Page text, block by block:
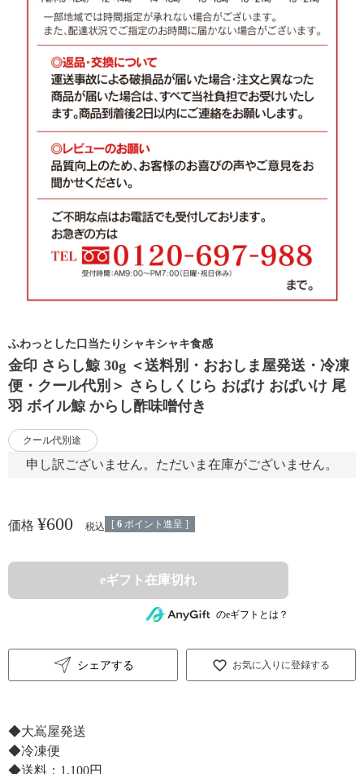
ふわっとした口当たりシャキシャキ食感
金印 さらし鯨 30g ＜送料別・おおしま屋発送・冷凍
便・クール代別＞ さらしくじら おばけ おばいけ 尾
羽 ボイル鯨 からし酢味噌付き
クール代別途
申し訳ございません。ただいま在庫がございません。
価格 ¥600 税込 [ 6 ポイント進呈 ]
お気に入りに登録する
eギフト在庫切れ
のeギフトとは？
シェアする
◆大嶌屋発送
◆冷凍便
◆送料：1,100円